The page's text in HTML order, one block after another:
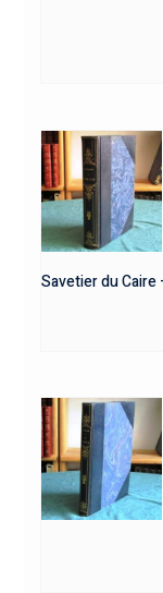
Savetier du Caire